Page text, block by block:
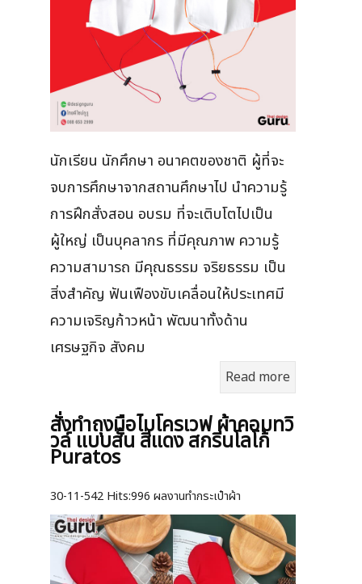
นักเรียน นักศึกษา อนาคตของชาติ ผู้ที่จะ
จบการศึกษาจากสถานศึกษาไป นำความรู้
การฝึกสั่งสอน อบรม ที่จะเติบโตไปเป็น
ผู้ใหญ่ เป็นบุคลากร ที่มีคุณภาพ ความรู้
ความสามารถ มีคุณธรรม จริยธรรม เป็น
สิ่งสำคัญ ฟันเฟืองขับเคลื่อนให้ประเทศมี
ความเจริญก้าวหน้า พัฒนาทั้งด้าน
เศรษฐกิจ สังคม
Read more
สั่งทำถุงมือไมโครเวฟ ผ้าคอมทวิ
วล์ แบบสั้น สีแดง สกรีนโลโก้
Puratos
30-11-542 Hits:996 ผลงานทำกระเป๋าผ้า